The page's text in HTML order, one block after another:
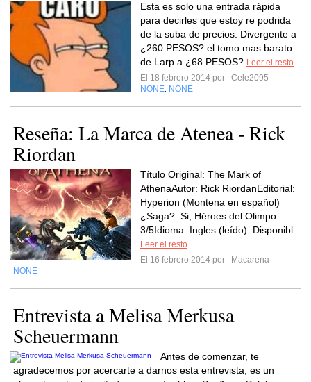
Esta es solo una entrada rápida
para decirles que estoy re podrida
de la suba de precios. Divergente a
¿260 PESOS? el tomo mas barato
de Larp a ¿68 PESOS? Leer el resto
El 18 febrero 2014 por
Cele2095
NONE NONE
Reseña: La Marca de Atenea - Rick
Riordan
Título Original: The Mark of
AthenaAutor: Rick RiordanEditorial:
Hyperion (Montena en español)
¿Saga?: Si, Héroes del Olimpo
3/5Idioma: Ingles (leído). Disponibl...
Leer el resto
El 16 febrero 2014 por
Macarena
NONE
Entrevista a Melisa Merkusa
Scheuermann
Antes de comenzar, te
agradecemos por acercarte a darnos esta entrevista, es un